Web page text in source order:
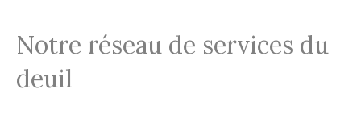
Notre réseau de services du
deuil